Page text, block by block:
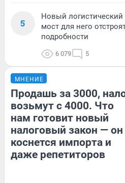
5
Новый логистический
мост для него
подробности
6 079 5
МНЕНИЕ
Продашь за 3000,
возьмут с 4000. Что
нам готовит новый
налоговый закон — он
коснется импорта и
даже репетиторов